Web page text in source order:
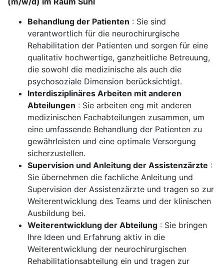
Behandlung der Patienten : Sie sind
verantwortlich für die neurochirurgische
Rehabilitation der Patienten und sorgen für eine
qualitativ hochwertige, ganzheitliche Betreuung,
die sowohl die medizinische als auch die
psychosoziale Dimension berücksichtigt.
Interdisziplinäres Arbeiten mit anderen
Abteilungen : Sie arbeiten eng mit anderen
medizinischen Fachabteilungen zusammen, um
eine umfassende Behandlung der Patienten zu
gewährleisten und eine optimale Versorgung
sicherzustellen.
Supervision und Anleitung der Assistenzärzte :
Sie übernehmen die fachliche Anleitung und
Supervision der Assistenzärzte und tragen so zur
Weiterentwicklung des Teams und der klinischen
Ausbildung bei.
Weiterentwicklung der Abteilung : Sie bringen
Ihre Ideen und Erfahrung aktiv in die
Weiterentwicklung der neurochirurgischen
Rehabilitationsabteilung ein und tragen zur